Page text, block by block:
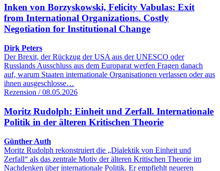
Inken von Borzyskowski, Felicity Vabulas: Exit
from International Organizations. Costly
Negotiation for Institutional Change
Dirk Peters
Der Brexit, der Rückzug der USA aus der UNESCO oder
Russlands Ausschluss aus dem Europarat werfen Fragen danach
auf, warum Staaten internationale Organisationen verlassen oder aus
ihnen ausgeschlosse…
Rezension / 08.05.2026
Moritz Rudolph: Einheit und Zerfall. Internationale
Politik in der älteren Kritischen Theorie
Günther Auth
Moritz Rudolph rekonstruiert die „Dialektik von Einheit und
Zerfall“ als das zentrale Motiv der älteren Kritischen Theorie im
Nachdenken über internationale Politik. Er empfiehlt neueren